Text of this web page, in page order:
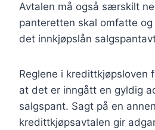
Avtalen må også særskilt
panteretten skal omfatte
det innkjøpslån
Reglene i kredittkjøpsloven
at det er inngått en gyldig
salgspant. Sagt på en
kredittkjøpsavtalen gir